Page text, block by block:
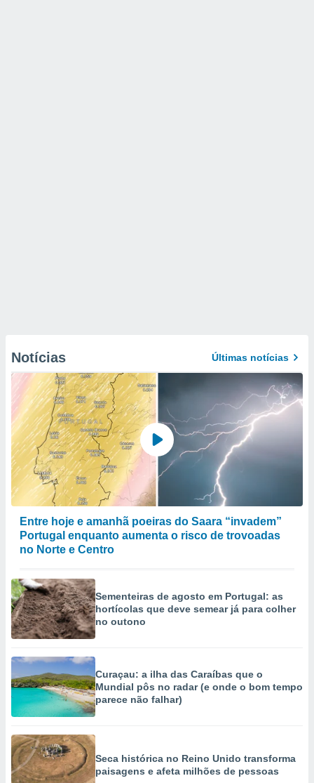
Notícias Últimas notícias
Entre hoje e amanhã poeiras do Saara “invadem”
Portugal enquanto aumenta o risco de trovoadas
no Norte e Centro
Sementeiras de agosto em Portugal: as
hortícolas que deve semear já para colher
no outono
Curaçau: a ilha das Caraíbas que o
Mundial pôs no radar (e onde o bom tempo
parece não falhar)
Seca histórica no Reino Unido transforma
paisagens e afeta milhões de pessoas